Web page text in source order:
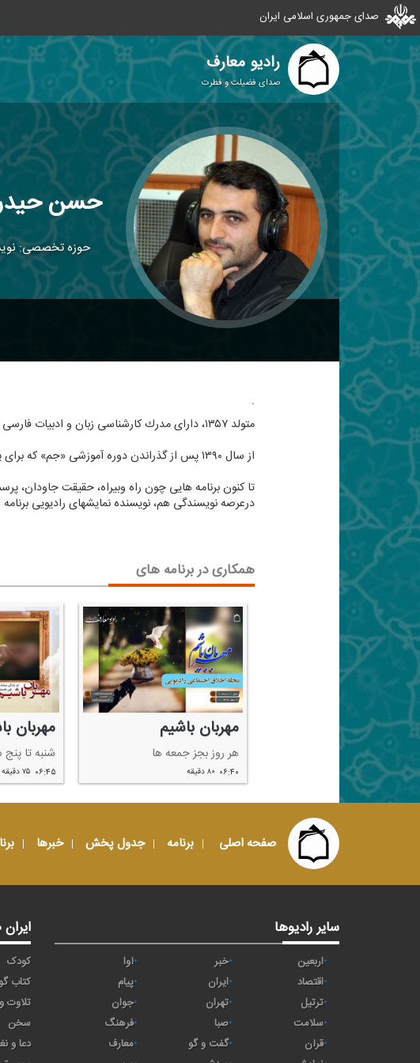
صدای جمهوری اسلامی ایران
رادیو معارف
صدای فضیلت و فطرت
حسن
حوزه تخصصی:
.
متولد ۱۳۵۷، دارای مدرك كارشناسی زبان و ادبیات فارسی و دانشجوی كارشناسی ارشد
از سال ۱۳۹۰ پس از گذراندن دوره آموزشی «جم» كه برای پرورش مجریانی برای برنامه های گفتگو محور بود و موفقیت در آزمون پایانی وارد این رسانه مقدس شدم.
تا كنون برنامه هایی چون راه وبیراه، حقیقت جاودان،
درعرصه نویسندگی هم، نویسنده نمایشهای رادیویی برنامه
همکاری در برنامه های
مهربان باشیم
هر روز بجز جمعه ها
۰۶:۴۰ ۸۰ دقیقه
مهربان
شنبه تا پنج
۰۶:۴۵ ۷۵ دقیقه
صفحه اصلی برنامه جدول پخش خبرها
سایر رادیوها
اربعین خبر
آوا
اقتصاد
ايران
پیام
ترتیل
تهران
جوان
سلامت
صبا
فرهنگ
قرآن
گفت و گو
معارف
کودک
کتاب
تلاوت
سخن
دعا و